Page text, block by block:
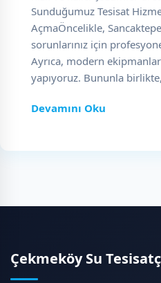
Sunduğumuz Tesisat
AçmaÖncelikle,
sorunlarınız için
Ayrıca, modern
yapıyoruz. Bununla
Devamını Oku
Çekmeköy Su